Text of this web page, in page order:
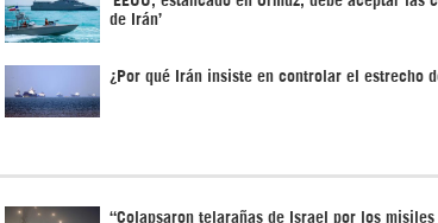
de Irán’
¿Por qué Irán insiste en controlar el estrecho
“Colapsaron telarañas de Israel por los misiles